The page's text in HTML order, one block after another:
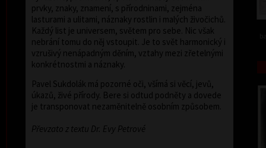
prvky, znaky, znamení, s přírodninami, zejména
lasturami a ulitami, náznaky rostlin i malých živočichů.
Každý list je universem, světem pro sebe. Nic však
nebrání tomu do něj vstoupit. Je to svět harmonický i
vzrušivý nenápadným děním, vztahy mezi zřetelnými
konkrétnostmi a náznaky.
Pavel Sukdolák má pozorné oči, všímá si věcí, jevů,
úkazů, živé přírody. Bere si odtud podněty a dovede
je transponovat nezaměnitelně osobním způsobem.
Převzato z textu Dr. Evy Petrové